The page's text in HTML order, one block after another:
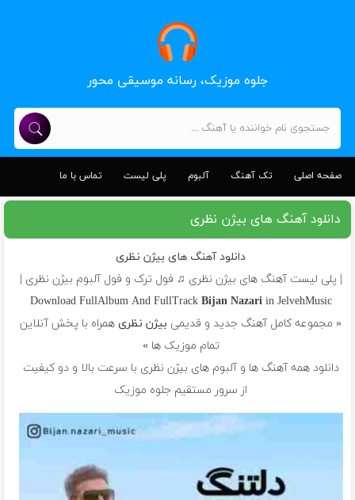
جلوه موزیک، رسانه موسیقی محور
صفحه اصلی تک آهنگ آلبوم پلی لیست تماس با ما
دانلود آهنگ های بیژن نظری
دانلود آهنگ های بیژن نظری
| پلی لیست آهنگ های بیژن نظری ♫ فول ترک و فول آلبوم بیژن نظری |
Download FullAlbum And FullTrack Bijan Nazari in JelvehMusic
« مجموعه کامل آهنگ جدید و قدیمی بیژن نظریهمراه با پخش آنلاین
تمام موزیک ها »
دانلود همه آهنگ ها و آلبوم های بیژن نظری با سرعت بالا و دو کیفیت
از سرور مستقیم جلوه موزیک